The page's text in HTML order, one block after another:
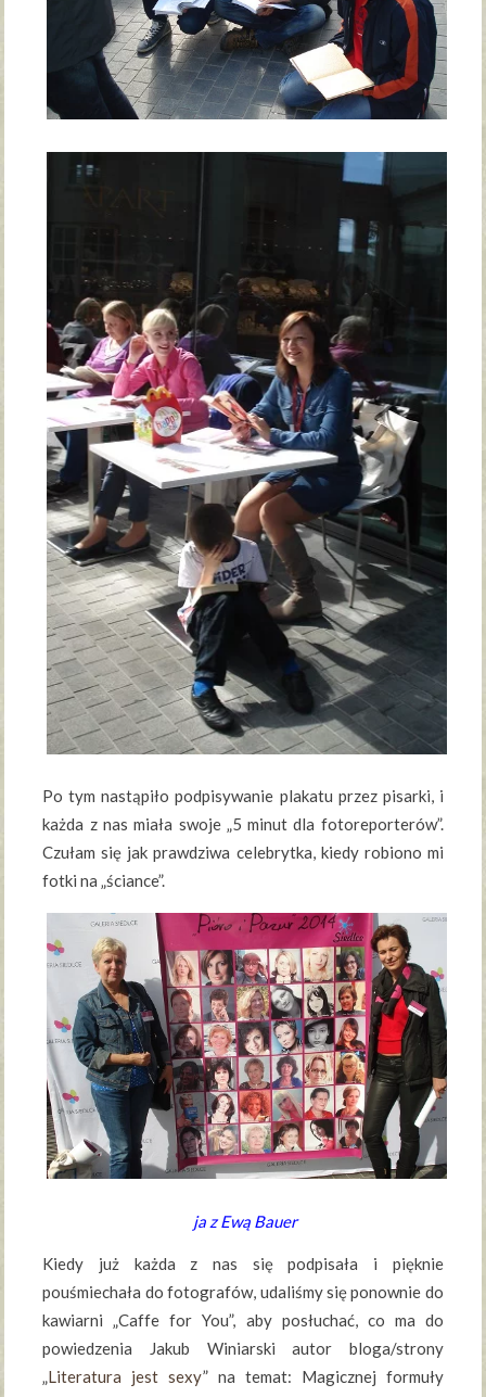
Po tym nastąpiło podpisywanie plakatu przez pisarki, i
każda z nas miała swoje „5 minut dla fotoreporterów”.
Czułam się jak prawdziwa celebrytka, kiedy robiono mi
fotki na „ściance”.
ja z Ewą Bauer
Kiedy już każda z nas się podpisała i pięknie
pouśmiechała do fotografów, udaliśmy się ponownie do
kawiarni „Caffe for You”, aby posłuchać, co ma do
powiedzenia Jakub Winiarski autor bloga/strony
„Literatura jest sexy” na temat: Magicznej formuły